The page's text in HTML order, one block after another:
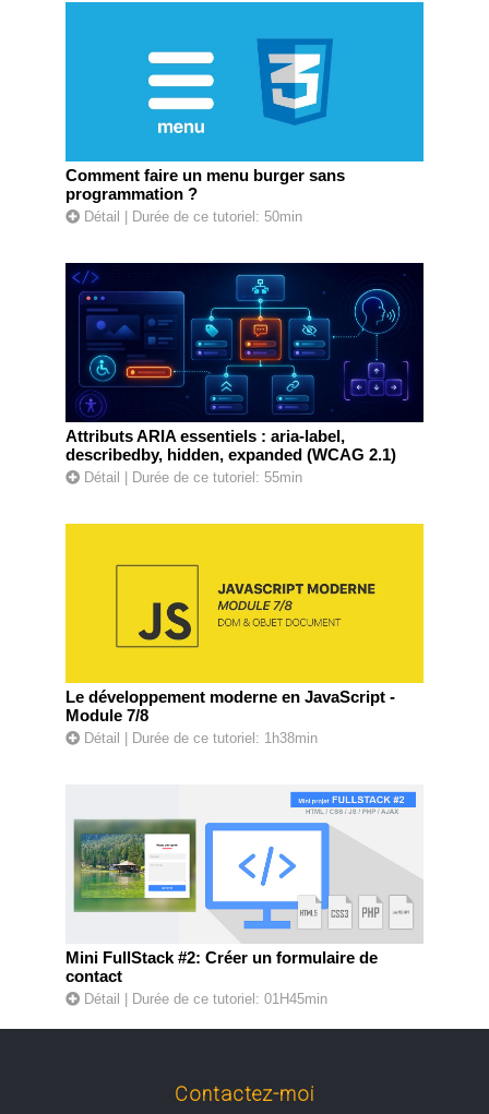
Comment faire un menu burger sans
programmation ?
Détail | Durée de ce tutoriel: 50min
Attributs ARIA essentiels : aria-label,
describedby, hidden, expanded (WCAG 2.1)
Détail | Durée de ce tutoriel: 55min
Le développement moderne en JavaScript -
Module 7/8
Détail | Durée de ce tutoriel: 1h38min
Mini FullStack #2: Créer un formulaire de
contact
Détail | Durée de ce tutoriel: 01H45min
Contactez-moi